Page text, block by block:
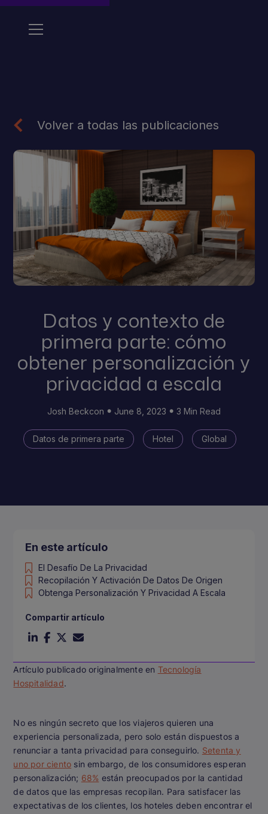
Volver a todas las publicaciones
Datos y contexto de
primera parte: cómo
obtener personalización y
privacidad a escala
Josh Beckcon June 8, 2023 3 Min Read
Datos de primera parte Hotel Global
Artículo publicado originalmente en Tecnología
Hospitalidad.
No es ningún secreto que los viajeros quieren una
experiencia personalizada, pero solo están dispuestos a
renunciar a tanta privacidad para conseguirlo. Setenta y
uno por ciento sin embargo, de los consumidores esperan
personalización; 68% están preocupados por la cantidad
de datos que las empresas recopilan. Para satisfacer las
expectativas de los clientes, los hoteles deben encontrar el
En este artículo
El Desafío De La Privacidad
Recopilación Y Activación De Datos De Origen
Obtenga Personalización Y Privacidad A Escala
Compartir artículo